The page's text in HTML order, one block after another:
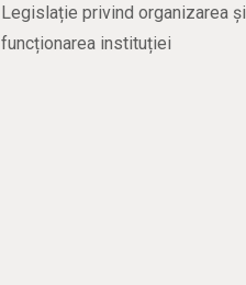
Legislație privind organizarea și
funcționarea instituției